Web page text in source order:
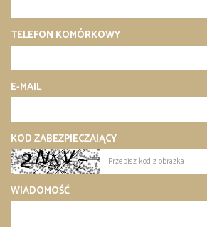
TELEFON KOMÓRKOWY
E-MAIL
KOD ZABEZPIECZAJĄCY
WIADOMOŚĆ